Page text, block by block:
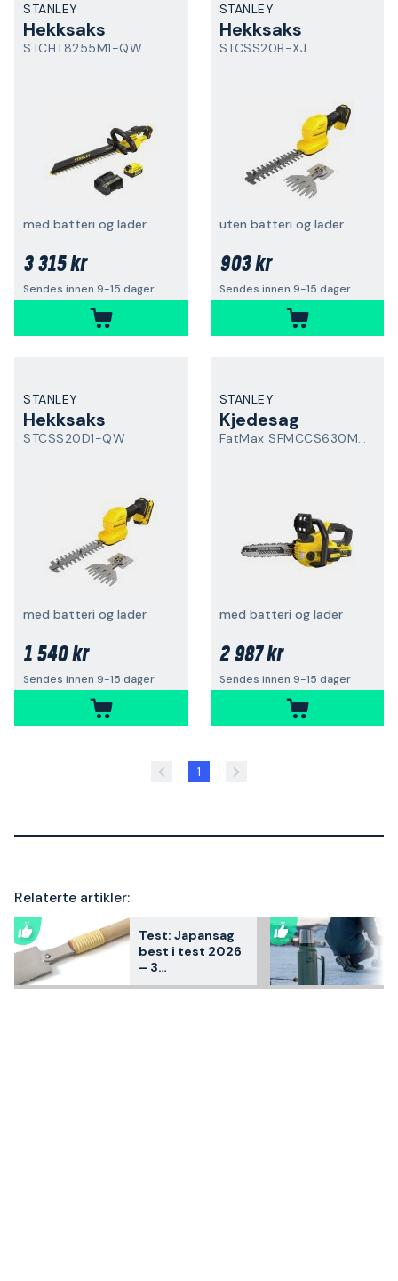
STANLEY
Hekksaks
STCHT8255M1-QW
med batteri og lader
3 315 kr
Sendes innen 9-15 dager
STANLEY
Hekksaks
STCSS20B-XJ
uten batteri og lader
903 kr
Sendes innen 9-15 dager
STANLEY
Hekksaks
STCSS20D1-QW
med batteri og lader
1 540 kr
Sendes innen 9-15 dager
STANLEY
Kjedesag
FatMax SFMCCS630M1-QW
med batteri og lader
2 987 kr
Sendes innen 9-15 dager
1
Relaterte artikler:
Test: Japansag
best i test 2026
– 3
kundfavoritter